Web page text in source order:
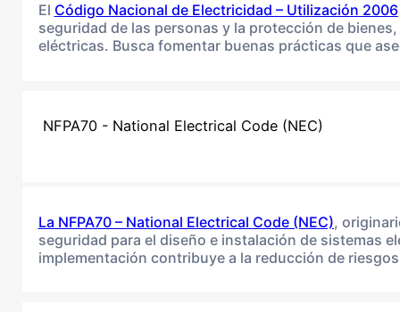
El Código Nacional de Electricidad – Utilización 2006
seguridad de las personas y la protección de
eléctricas. Busca fomentar buenas prácticas que
NFPA70 - National Electrical Code (NEC)
La NFPA70 – National Electrical Code (NEC),
seguridad para el diseño e instalación de sistemas
implementación contribuye a la reducción de